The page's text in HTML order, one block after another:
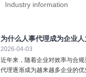
Industry information
为什么人事代理成为企业
要选择？
2026-04-03
近年来，随着企业对效率与合
代理逐渐成为越来越多企业的